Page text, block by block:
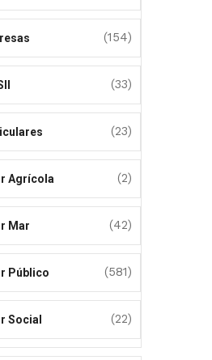
(154)
(33)
(23)
Agrícola (2)
Mar (42)
Público (581)
Social (22)